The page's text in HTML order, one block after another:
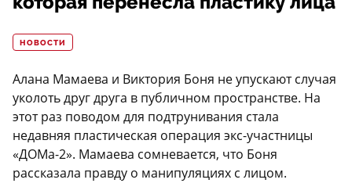
НОВОСТИ
Алана Мамаева и Виктория Боня не упускают случая
уколоть друг друга в публичном пространстве. На
этот раз поводом для подтрунивания стала
недавняя пластическая операция экс-участницы
«ДОМа-2». Мамаева сомневается, что Боня
рассказала правду о манипуляциях с лицом.